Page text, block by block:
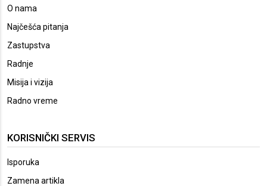
O nama
Najčešća pitanja
Zastupstva
Radnje
Misija i vizija
Radno vreme
KORISNIČKI SERVIS
Isporuka
Zamena artikla